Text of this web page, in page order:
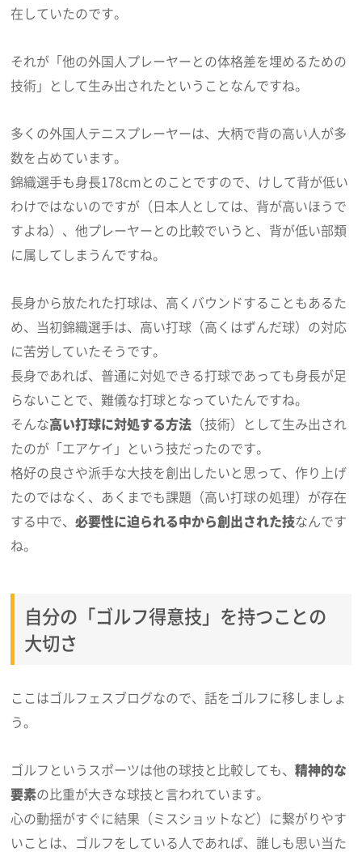
在していたのです。
それが「他の外国人プレーヤーとの体格差を埋めるための
技術」として生み出されたということなんですね。
多くの外国人テニスプレーヤーは、大柄で背の高い人が多
数を占めています。
錦織選手も身長178cmとのことですので、けして背が低い
わけではないのですが（日本人としては、背が高いほうで
すよね）、他プレーヤーとの比較でいうと、背が低い部類
に属してしまうんですね。
長身から放たれた打球は、高くバウンドすることもあるた
め、当初錦織選手は、高い打球（高くはずんだ球）の対応
に苦労していたそうです。
長身であれば、普通に対処できる打球であっても身長が足
らないことで、難儀な打球となっていたんですね。
そんな高い打球に対処する方法 （技術）として生み出され
たのが「エアケイ」という技だったのです。
格好の良さや派手な大技を創出したいと思って、作り上げ
たのではなく、あくまでも課題（高い打球の処理）が存在
する中で、必要性に迫られる中から創出された技なんです
ね。
自分の「ゴルフ得意技」を持つことの
大切さ
ここはゴルフェスブログなので、話をゴルフに移しましょ
う。
ゴルフというスポーツは他の球技と比較しても、精神的な
要素の比重が大きな球技と言われています。
心の動揺がすぐに結果（ミスショットなど）に繋がりやす
いことは、ゴルフをしている人であれば、誰しも思い当た